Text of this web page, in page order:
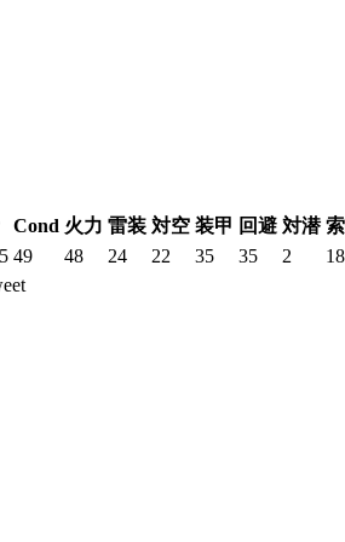
Cond 火力 雷装 対空 装甲 回避 対潜
49 48 24 22 35 35 2 18